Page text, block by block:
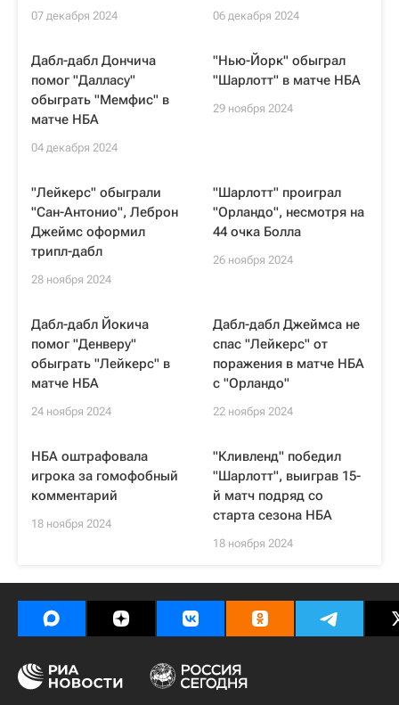
07 декабря 2024 06 декабря 2024
Дабл-дабл Дончича
помог "Далласу"
обыграть "Мемфис" в
матче НБА
04 декабря 2024
"Нью-Йорк" обыграл
"Шарлотт" в матче НБА
29 ноября 2024
"Лейкерс" обыграли
"Сан-Антонио", Леброн
Джеймс оформил
трипл-дабл
28 ноября 2024
"Шарлотт" проиграл
"Орландо", несмотря на
44 очка Болла
26 ноября 2024
Дабл-дабл Йокича
помог "Денверу"
обыграть "Лейкерс" в
матче НБА
24 ноября 2024
Дабл-дабл Джеймса не
спас "Лейкерс" от
поражения в матче НБА
с "Орландо"
22 ноября 2024
НБА оштрафовала
игрока за гомофобный
комментарий
18 ноября 2024
"Кливленд" победил
"Шарлотт", выиграв 15-
й матч подряд со
старта сезона НБА
18 ноября 2024